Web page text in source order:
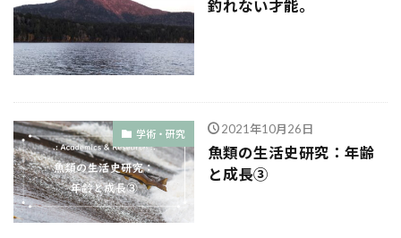
釣れない才能。
学術・研究 2021年10月26日
魚類の生活史研究：年齢
と成長③